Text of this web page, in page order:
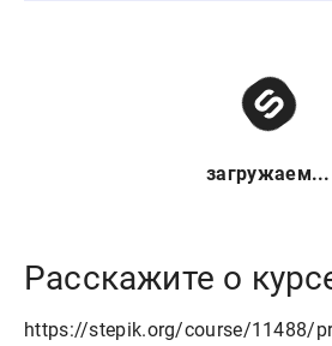
загружаем...
Расскажите о
https://stepik.org/course/11488/